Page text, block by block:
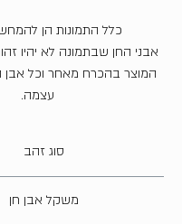
כלל התמונות הן
אבני החן שבתמונה לא יהיו
המוצר בהכרח מאחר וכל אבן
עצמה.
סוג זהב
משקל אבן חן